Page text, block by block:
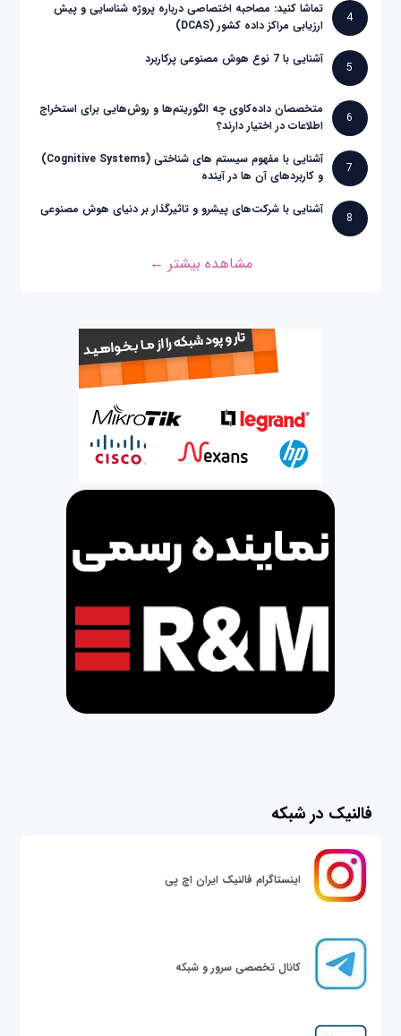
4
تماشا کنید: مصاحبه اختصاصی درباره پروژه شناسایی و پیش
ارزیابی مراکز داده کشور (DCAS)
5
آشنایی با 7 نوع هوش مصنوعی پرکاربرد
6
متخصصان داده‌کاوی چه الگوریتم‌ها و روش‌هایی برای استخراج
اطلاعات در اختیار دارند؟
7
آشنایی با مفهوم سیستم های شناختی (Cognitive Systems)
و کاربردهای آن ها در آینده
8
آشنایی با شرکت‌های پیشرو و تاثیرگذار بر دنیای هوش مصنوعی
مشاهده بیشتر ←
فالنیک در شبکه
اینستاگرام فالنیک ایران اچ پی
کانال تخصصی سرور و شبکه